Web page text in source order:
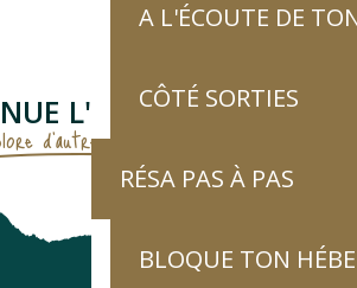
A L'ÉCOUTE DE
CÔTÉ SORTIES
RÉSA PAS À PAS
BLOQUE TON
L'AVENTURE...
d'autres thématiques
les hébergeurs